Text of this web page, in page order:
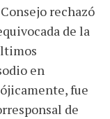
rechazó
de la
en
fue
de